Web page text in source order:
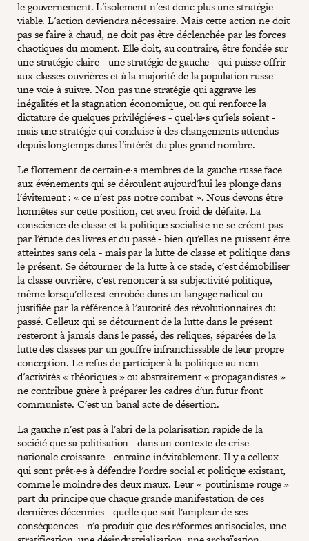
le gouvernement. L'isolement n'est donc plus une stratégie
viable. L'action deviendra nécessaire. Mais cette action ne doit
pas se faire à chaud, ne doit pas être déclenchée par les forces
chaotiques du moment. Elle doit, au contraire, être fondée sur
une stratégie claire - une stratégie de gauche - qui puisse offrir
aux classes ouvrières et à la majorité de la population russe
une voie à suivre. Non pas une stratégie qui aggrave les
inégalités et la stagnation économique, ou qui renforce la
dictature de quelques privilégié·e·s - quel·le·s qu'iels soient -
mais une stratégie qui conduise à des changements attendus
depuis longtemps dans l'intérêt du plus grand nombre.
Le flottement de certain·e·s membres de la gauche russe face
aux événements qui se déroulent aujourd'hui les plonge dans
l'évitement : « ce n'est pas notre combat ». Nous devons être
honnêtes sur cette position, cet aveu froid de défaite. La
conscience de classe et la politique socialiste ne se créent pas
par l'étude des livres et du passé - bien qu'elles ne puissent être
atteintes sans cela - mais par la lutte de classe et politique dans
le présent. Se détourner de la lutte à ce stade, c'est démobiliser
la classe ouvrière, c'est renoncer à sa subjectivité politique,
même lorsqu'elle est enrobée dans un langage radical ou
justifiée par la référence à l'autorité des révolutionnaires du
passé. Celleux qui se détournent de la lutte dans le présent
resteront à jamais dans le passé, des reliques, séparées de la
lutte des classes par un gouffre infranchissable de leur propre
conception. Le refus de participer à la politique au nom
d'activités « théoriques » ou abstraitement « propagandistes »
ne contribue guère à préparer les cadres d'un futur front
communiste. C'est un banal acte de désertion.
La gauche n'est pas à l'abri de la polarisation rapide de la
société que sa politisation - dans un contexte de crise
nationale croissante - entraîne inévitablement. Il y a celleux
qui sont prêt·e·s à défendre l'ordre social et politique existant,
comme le moindre des deux maux. Leur « poutinisme rouge »
part du principe que chaque grande manifestation de ces
dernières décennies - quelle que soit l'ampleur de ses
conséquences - n'a produit que des réformes antisociales, une